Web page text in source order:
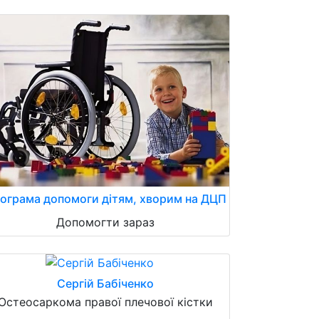
допомоги дітям, хворим на ДЦП
Допомогти зараз
Сергій Бабіченко
правої плечової кістки